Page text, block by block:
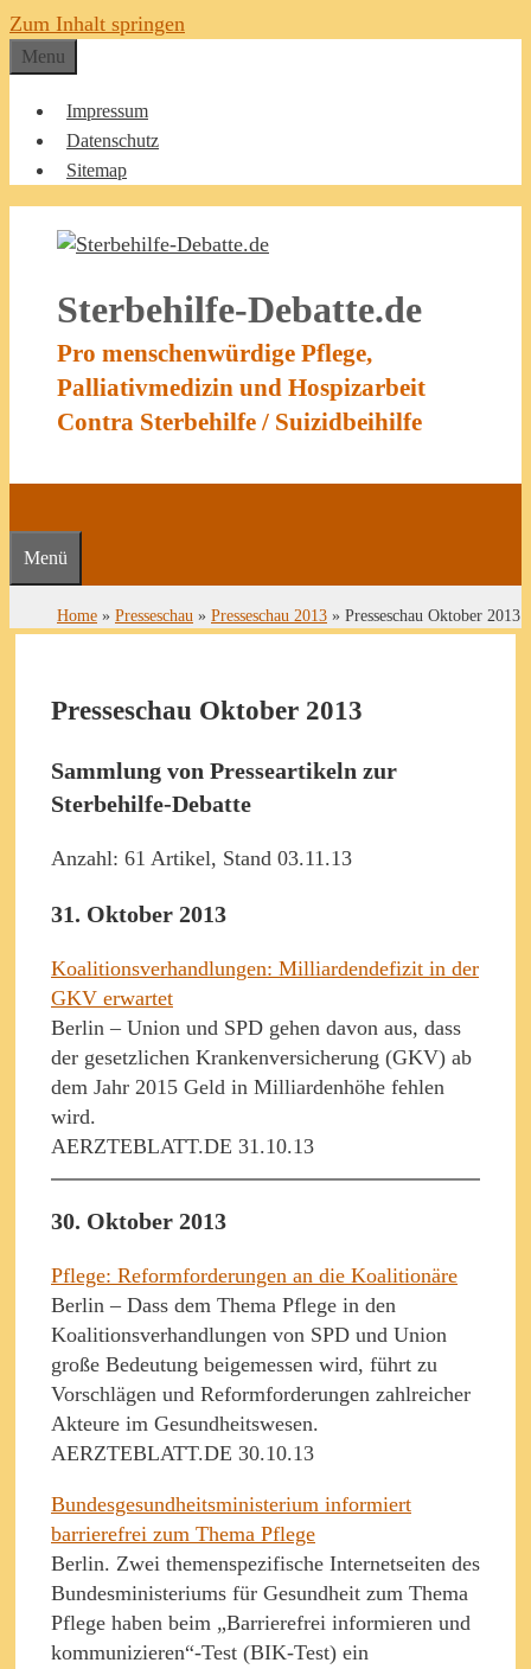
Zum Inhalt springen
Menu
Impressum
Datenschutz
Sitemap
Sterbehilfe-Debatte.de
Pro menschenwürdige Pflege,
Palliativmedizin und Hospizarbeit
Contra Sterbehilfe / Suizidbeihilfe
Menü
Home » Presseschau » Presseschau 2013 » Presseschau Oktober 2013
Presseschau Oktober 2013
Sammlung von Presseartikeln zur
Sterbehilfe-Debatte
Anzahl: 61 Artikel, Stand 03.11.13
31. Oktober 2013
Koalitionsverhandlungen: Milliardendefizit in der
GKV erwartet
Berlin – Union und SPD gehen davon aus, dass
der gesetzlichen Krankenversicherung (GKV) ab
dem Jahr 2015 Geld in Milliardenhöhe fehlen
wird.
AERZTEBLATT.DE 31.10.13
30. Oktober 2013
Pflege: Reformforderungen an die Koalitionäre
Berlin – Dass dem Thema Pflege in den
Koalitionsverhandlungen von SPD und Union
große Bedeutung beigemessen wird, führt zu
Vorschlägen und Reformforderungen zahlreicher
Akteure im Gesundheitswesen.
AERZTEBLATT.DE 30.10.13
Bundesgesundheitsministerium informiert
barrierefrei zum Thema Pflege
Berlin. Zwei themenspezifische Internetseiten des
Bundesministeriums für Gesundheit zum Thema
Pflege haben beim „Barrierefrei informieren und
kommunizieren“-Test (BIK-Test) ein